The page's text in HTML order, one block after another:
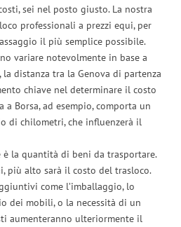
sei nel posto giusto. La nostra
professionali a prezzi equi, per
il più semplice possibile.
variare notevolmente in base a
distanza tra la Genova di partenza
chiave nel determinare il costo
Borsa, ad esempio, comporta un
di chilometri, che influenzerà il
la quantità di beni da trasportare.
più alto sarà il costo del trasloco.
come l’imballaggio, lo
dei mobili, o la necessità di un
aumenteranno ulteriormente il